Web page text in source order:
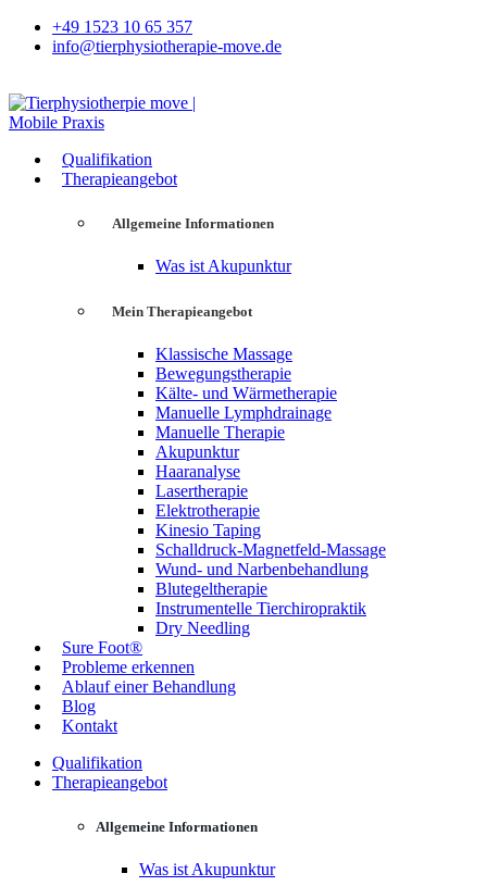
+49 1523 10 65 357
info@tierphysiotherapie-move.de
Qualifikation
Therapieangebot
Allgemeine Informationen
Was ist Akupunktur
Mein Therapieangebot
Klassische Massage
Bewegungstherapie
Kälte- und Wärmetherapie
Manuelle Lymphdrainage
Manuelle Therapie
Akupunktur
Haaranalyse
Lasertherapie
Elektrotherapie
Kinesio Taping
Schalldruck-Magnetfeld-Massage
Wund- und Narbenbehandlung
Blutegeltherapie
Instrumentelle Tierchiropraktik
Dry Needling
Sure Foot®
Probleme erkennen
Ablauf einer Behandlung
Blog
Kontakt
Qualifikation
Therapieangebot
Allgemeine Informationen
Was ist Akupunktur